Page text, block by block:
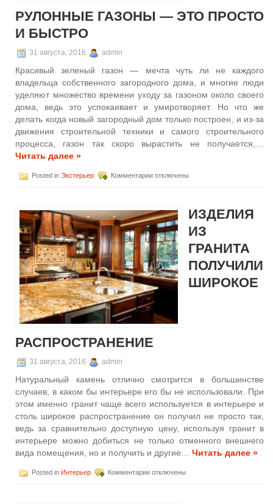
РУЛОННЫЕ ГАЗОНЫ — ЭТО ПРОСТО
И БЫСТРО
31 августа, 2016 admin
Красивый зеленый газон — мечта чуть ли не каждого
владельца собственного загородного дома, и многие люди
уделяют множество времени уходу за газоном около своего
дома, ведь это успокаивает и умиротворяет. Но что же
делать когда новый загородный дом только построен, и из-за
движения строительной техники и самого строительного
процесса, газон так скоро вырастить не получается,…
Читать далее »
Posted in Экстерьер Комментариик
—
это
просто
и
быстро
отключены
ИЗДЕЛИЯ
ИЗ
ГРАНИТА
ПОЛУЧИЛИ
ШИРОКОЕ
РАСПРОСТРАНЕНИЕ
31 августа, 2016 admin
Натуральный камень отлично смотрится в большинстве
случаев, в каком бы интерьере его бы не использовали. При
этом именно гранит чаще всего используется в интерьере и
столь широкое распространение он получил не просто так,
ведь за сравнительно доступную цену, используя гранит в
интерьере можно добиться не только отменного внешнего
вида помещения, но и получить и другие… Читать далее »
Posted in Интерьер Комментариикотключены